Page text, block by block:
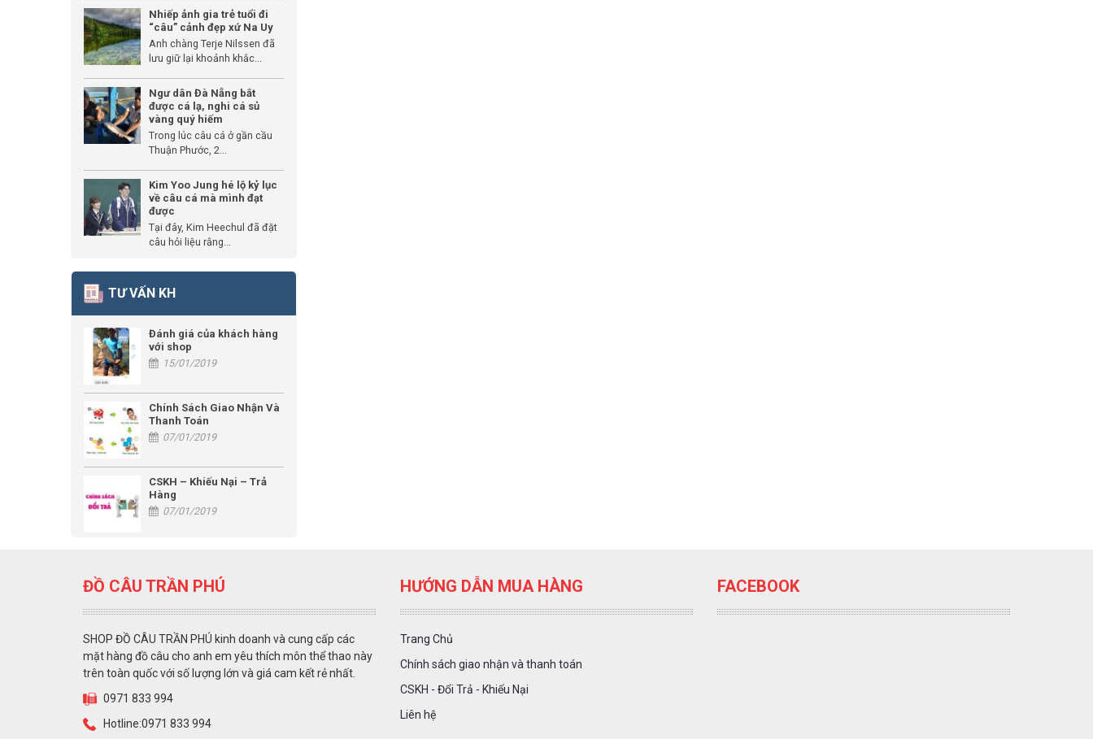
Nhiếp ảnh gia trẻ tuổi đi
“câu” cảnh đẹp xứ Na Uy
Anh chàng Terje Nilssen đã
lưu giữ lại khoảnh khắc...
Ngư dân Đà Nẵng bắt
được cá lạ, nghi cá sủ
vàng quý hiếm
Trong lúc câu cá ở gần cầu
Thuận Phước, 2...
Kim Yoo Jung hé lộ kỷ lục
về câu cá mà mình đạt
được
Tại đây, Kim Heechul đã đặt
câu hỏi liệu rằng...
TƯ VẤN KH
Đánh giá của khách hàng
với shop
15/01/2019
Chính Sách Giao Nhận Và
Thanh Toán
07/01/2019
CSKH – Khiếu Nại – Trả
Hàng
07/01/2019
ĐỒ CÂU TRẦN PHÚ
SHOP ĐỒ CÂU TRẦN PHÚ kinh doanh và cung cấp các
mặt hàng đồ câu cho anh em yêu thích môn thể thao này
trên toàn quốc với số lượng lớn và giá cam kết rẻ nhất.
0971 833 994
Hotline:0971 833 994
HƯỚNG DẪN MUA HÀNG
Trang Chủ
Chính sách giao nhận và thanh toán
CSKH - Đổi Trả - Khiếu Nại
Liên hệ
FACEBOOK